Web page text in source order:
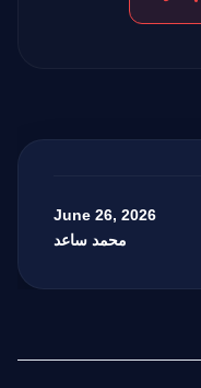
June 26, 2026
محمد ساعد